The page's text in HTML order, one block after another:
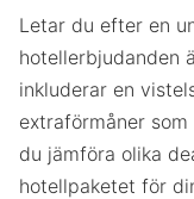
Letar du efter en
hotellerbjudanden
inkluderar en
extraförmåner
du jämföra olika
hotellpaketet för